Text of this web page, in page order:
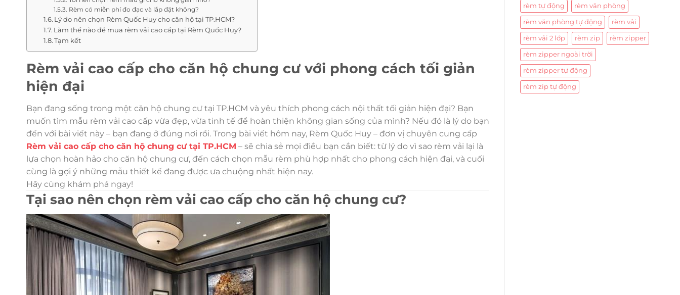
Rèm có miễn phí đo đạc và lắp đặt không?
Lý do nên chọn Rèm Quốc Huy cho căn hộ tại TP.HCM?
Làm thế nào để mua rèm vải cao cấp tại Rèm Quốc Huy?
Tạm kết
Rèm vải cao cấp cho căn hộ chung cư với phong cách tối giản
hiện đại
Bạn đang sống trong một căn hộ chung cư tại TP.HCM và yêu thích phong cách nội thất tối giản hiện đại? Bạn
muốn tìm mẫu rèm vải cao cấp vừa đẹp, vừa tinh tế để hoàn thiện không gian sống của mình? Nếu đó là lý do bạn
đến với bài viết này – bạn đang ở đúng nơi rồi. Trong bài viết hôm nay, Rèm Quốc Huy – đơn vị chuyên cung cấp
Rèm vải cao cấp cho căn hộ chung cư tại TP.HCM – sẽ chia sẻ mọi điều bạn cần biết: từ lý do vì sao rèm vải lại là
lựa chọn hoàn hảo cho căn hộ chung cư, đến cách chọn mẫu rèm phù hợp nhất cho phong cách hiện đại, và cuối
cùng là gợi ý những mẫu thiết kế đang được ưa chuộng nhất hiện nay.
Hãy cùng khám phá ngay!
Tại sao nên chọn rèm vải cao cấp cho căn hộ chung cư?
rèm tự động rèm văn phòng
rèm văn phòng tự động rèm vải
rèm vải 2 lớp rèm zip rèm zipper
rèm zipper ngoài trời
rèm zipper tự động
rèm zip tự động